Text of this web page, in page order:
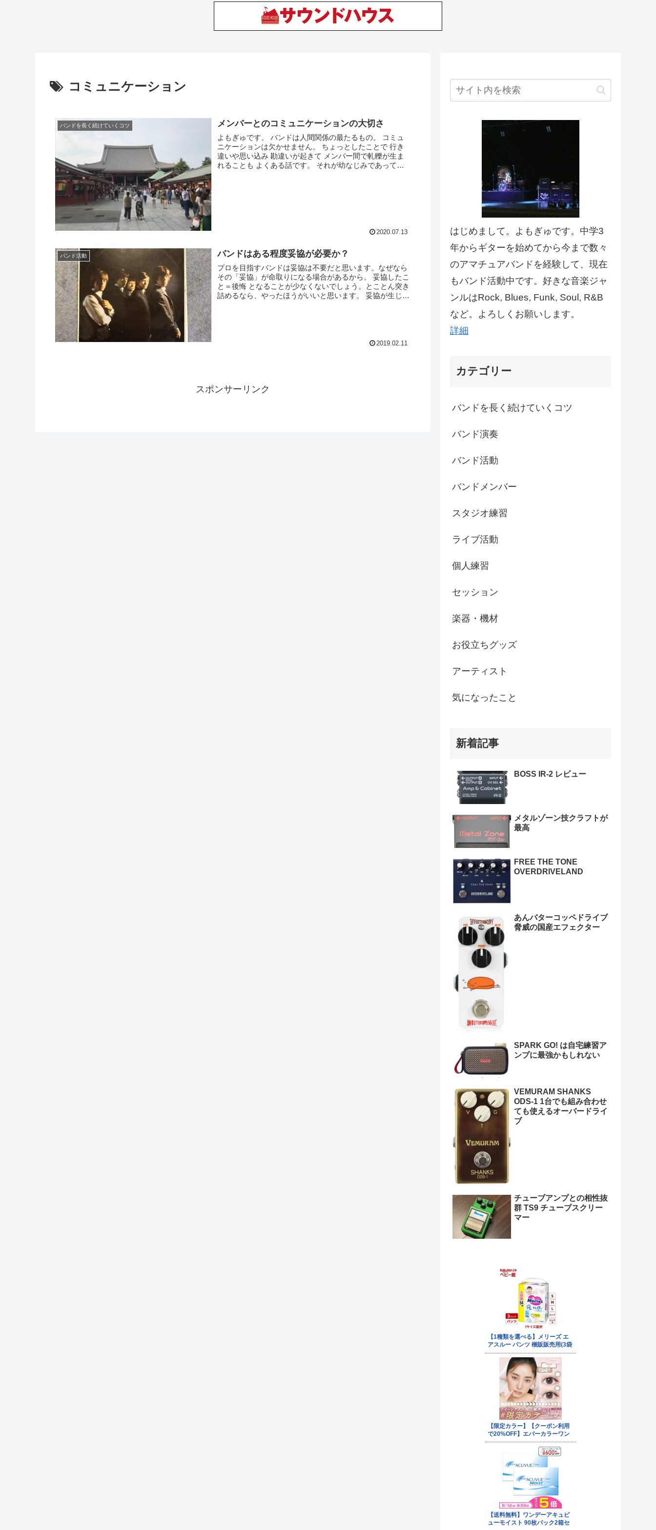
コミュニケーション
バンドを長く続けていくコツ メンバーとのコミュニケーションの大切さ
よもぎゅです。 バンドは人間関係の最たるもの。 コミュ
ニケーションは欠かせません。 ちょっとしたことで 行き
違いや思い込み 勘違いが起きて メンバー間で軋轢が生ま
れることも よくある話です。 それが幼なじみであっても
2020.07.13
バンド活動 バンドはある程度妥協が必要か？
プロを目指すバンドは妥協は不要だと思います。なぜなら
その「妥協」が命取りになる場合があるから。 妥協したこ
と＝後悔 となることが少なくないでしょう。とことん突き
詰めるなら、やったほうがいいと思います。 妥協が生じる
2019.02.11
スポンサーリンク
はじめまして。よもぎゅです。中学3
年からギターを始めてから今まで数々
のアマチュアバンドを経験して、現在
もバンド活動中です。好きな音楽ジャ
ンルはRock, Blues, Funk, Soul, R&B
など。よろしくお願いします。
詳細
カテゴリー
バンドを長く続けていくコツ
バンド演奏
バンド活動
バンドメンバー
スタジオ練習
ライブ活動
個人練習
セッション
楽器・機材
お役立ちグッズ
アーティスト
気になったこと
新着記事
BOSS IR-2 レビュー
メタルゾーン技クラフトが
最高
FREE THE TONE
OVERDRIVELAND
あんバターコッペドライブ
脅威の国産エフェクター
SPARK GO! は自宅練習ア
ンプに最強かもしれない
VEMURAM SHANKS
ODS-1 1台でも組み合わせ
ても使えるオーバードライ
ブ
チューブアンプとの相性抜
群 TS9 チューブスクリー
マー